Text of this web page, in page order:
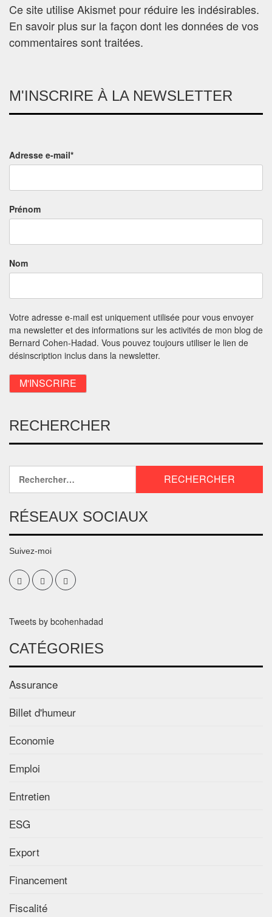
Ce site utilise Akismet pour réduire les indésirables.
En savoir plus sur la façon dont les données de vos
commentaires sont traitées.
M'INSCRIRE À LA NEWSLETTER
Adresse e-mail*
Prénom
Nom
Votre adresse e-mail est uniquement utilisée pour vous envoyer
ma newsletter et des informations sur les activités de mon blog de
Bernard Cohen-Hadad. Vous pouvez toujours utiliser le lien de
désinscription inclus dans la newsletter.
RECHERCHER
RÉSEAUX SOCIAUX
Suivez-moi
Tweets by bcohenhadad
CATÉGORIES
Assurance
Billet d'humeur
Economie
Emploi
Entretien
ESG
Export
Financement
Fiscalité